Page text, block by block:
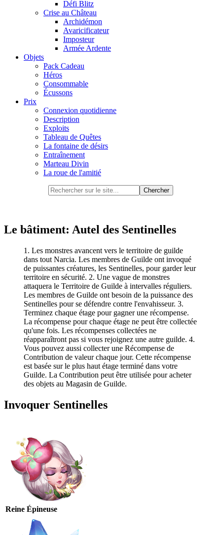
Défi Blitz
Crise au Château
Archidémon
Avaricificateur
Imposteur
Armée Ardente
Objets
Pack Cadeau
Héros
Consommable
Écussons
Prix
Connexion quotidienne
Description
Exploits
Tableau de Quêtes
La fontaine de désirs
Entraînement
Marteau Divin
La roue de l'amitié
Le bâtiment: Autel des Sentinelles
1. Les monstres avancent vers le territoire de guilde
dans tout Narcia. Les membres de Guilde ont invoqué
de puissantes créatures, les Sentinelles, pour garder leur
territoire en sécurité. 2. Une vague de monstres
attaquera le Territoire de Guilde à intervalles réguliers.
Les membres de Guilde ont besoin de la puissance des
Sentinelles pour se défendre contre l'envahisseur. 3.
Terminez chaque étage pour gagner une récompense.
La récompense pour chaque étage ne peut être collectée
qu'une fois. Les récompenses collectées ne
réapparaîtront pas si vous rejoignez une autre guilde. 4.
Vous pouvez aussi collecter une Récompense de
Contribution de valeur chaque jour. Cette récompense
est basée sur le plus haut étage terminé dans votre
Guilde. La Contribution peut être utilisée pour acheter
des objets au Magasin de Guilde.
Invoquer Sentinelles
Reine Épineuse